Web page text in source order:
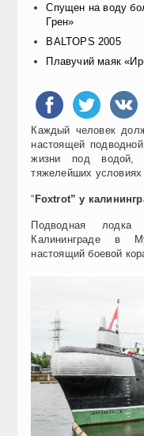
Спущен на воду
Грен»
BALTOPS 2005
Плавучий маяк
Каждый человек
настоящей
жизни под водой,
тяжелейших условиях
“ Foxtrot”у
Подводная
Калининграде в
настоящий боевой